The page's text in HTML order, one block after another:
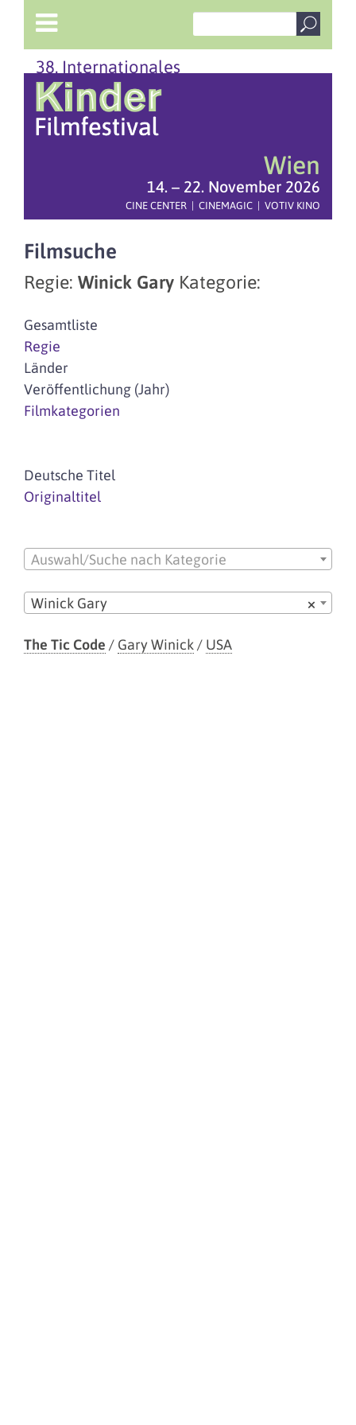
38. Internationales
Wien
14. – 22. November 2026
CINE CENTER | CINEMAGIC | VOTIV KINO
Filmsuche
Regie: Winick Gary Kategorie:
Gesamtliste
Regie
Länder
Veröffentlichung (Jahr)
Filmkategorien
Deutsche Titel
Originaltitel
Auswahl/Suche nach Kategorie
×
Winick Gary
The Tic Code / Gary Winick / USA